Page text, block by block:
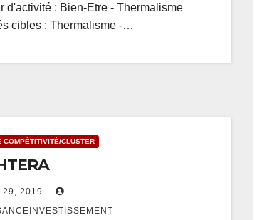
d'activité : Bien-Etre - Thermalisme
cibles : Thermalisme -…
COMPÉTITIVITÉ/CLUSTER
29, 2019